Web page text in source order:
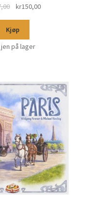
kr150,00
Kjøp
på lager